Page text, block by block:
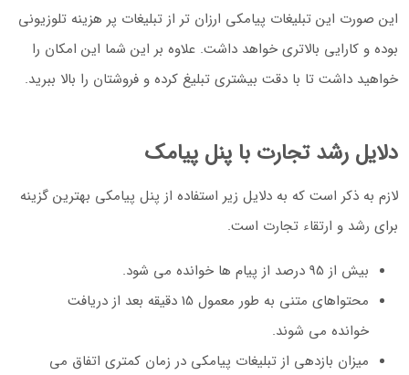
این صورت این تبلیغات پیامکی ارزان تر از تبلیغات پر هزینه تلوزیونی
بوده و کارایی بالاتری خواهد داشت. علاوه بر این شما این امکان را
خواهید داشت تا با دقت بیشتری تبلیغ کرده و فروشتان را بالا ببرید.
دلایل رشد تجارت با پنل پیامک
لازم به ذکر است که به دلایل زیر استفاده از پنل پیامکی بهترین گزینه
برای رشد و ارتقاء تجارت است.
بیش از 95 درصد از پیام ها خوانده می شود.
محتواهای متنی به طور معمول 15 دقیقه بعد از دریافت
خوانده می شوند.
میزان بازدهی از تبلیغات پیامکی در زمان کمتری اتفاق می